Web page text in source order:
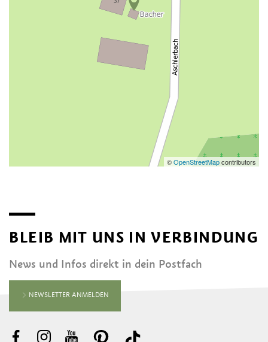
©OpenStreetMapcontributors
BLEIB MIT UNS IN VERBINDUNG
News und Infos direkt in dein Postfach
NEWSLETTER ANMELDEN